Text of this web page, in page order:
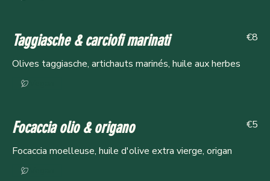
Taggiasche & carciofi marinati
Olives taggiasche, artichauts marinés, huile aux herbes
€8
Focaccia olio & origano
Focaccia moelleuse, huile d'olive extra vierge, origan
€5